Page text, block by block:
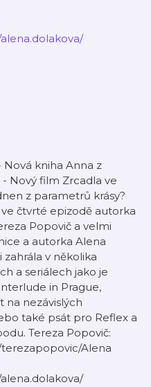
Nová kniha Anna z
Nový film Zrcadla ve
z parametrů krásy?
čtvrté epizodě autorka
Popovič a velmi
a autorka Alena
zahrála v několika
a seriálech jako je
in Prague,
na nezávislých
také psát pro Reflex a
Tereza Popovič:
Alena